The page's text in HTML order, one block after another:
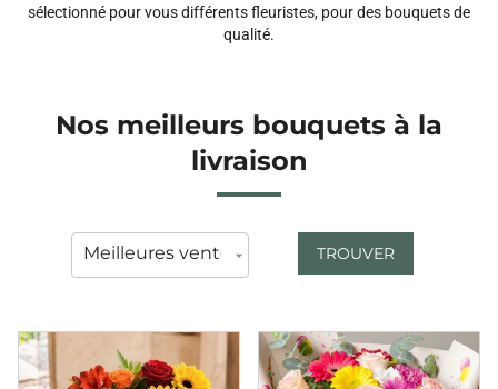
sélectionné pour vous différents fleuristes, pour des bouquets de
qualité.
Nos meilleurs bouquets à la
livraison
TROUVER